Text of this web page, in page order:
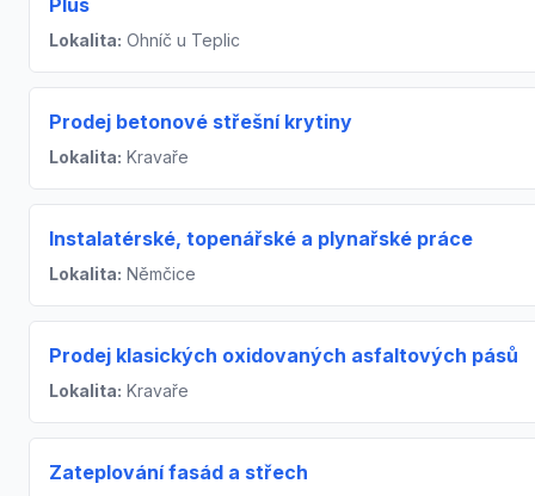
Plus
Lokalita: Ohníč u Teplic
Prodej betonové střešní krytiny
Lokalita: Kravaře
Instalatérské, topenářské a plynařské práce
Lokalita: Němčice
Prodej klasických oxidovaných asfaltových pásů
Lokalita: Kravaře
Zateplování fasád a střech